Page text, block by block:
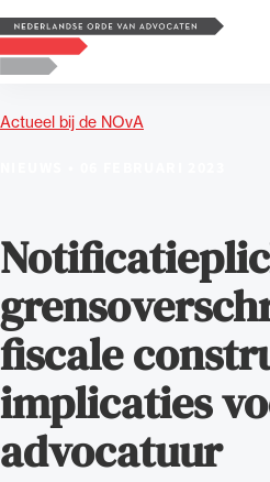
Logo, to the homepage
Actueel bij de NOvA
fiscale
implicaties
advocatuur
Zoeken
Zoek op trefwoord